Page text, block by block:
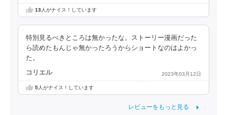
13人がナイス！しています
特別見るべきところは無かったな。ストーリー漫画だった
ら読めたもんじゃ無かったろうからショートなのはよかっ
た。
コリエル 2023年03月12日
5人がナイス！しています
レビューをもっと見る